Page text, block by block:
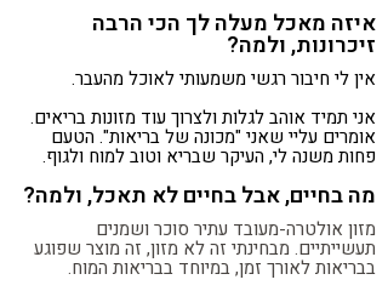
איזה מאכל מעלה לך הכי הרבה
זיכרונות, ולמה?
אין לי חיבור רגשי משמעותי לאוכל מהעבר.
אני תמיד אוהב לגלות ולצרוך עוד מזונות בריאים.
אומרים עליי שאני "מכונה של בריאות". הטעם
פחות משנה לי, העיקר שבריא וטוב למוח ולגוף.
מה בחיים, אבל בחיים לא תאכל, ולמה?
מזון אולטרה-מעובד עתיר סוכר ושמנים
תעשייתיים. מבחינתי זה לא מזון, זה מוצר שפוגע
בבריאות לאורך זמן, במיוחד בבריאות המוח.